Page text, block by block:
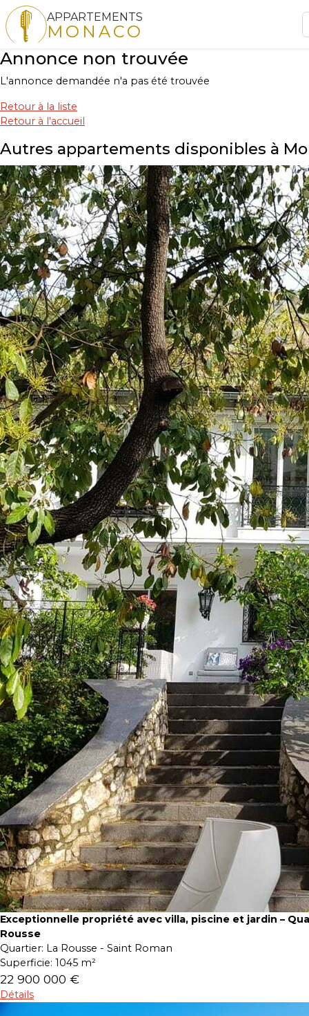
APPARTEMENTS
MONACO
Annonce non trouvée
L'annonce demandée n'a pas été trouvée
Retour à la liste
Retour à l'accueil
Autres appartements disponibles à
Exceptionnelle propriété avec villa, piscine et jardin –
Rousse
Quartier: La Rousse - Saint Roman
Superficie: 1045 m²
22 900 000 €
Détails